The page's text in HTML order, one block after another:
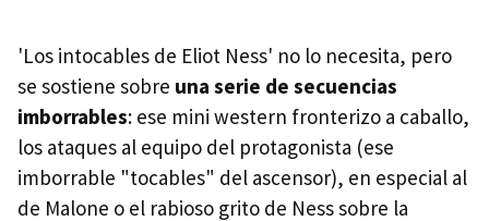
'Los intocables de Eliot Ness' no lo necesita, pero
se sostiene sobre una serie de secuencias
imborrables: ese mini western fronterizo a caballo,
los ataques al equipo del protagonista (ese
imborrable "tocables" del ascensor), en especial al
de Malone o el rabioso grito de Ness sobre la